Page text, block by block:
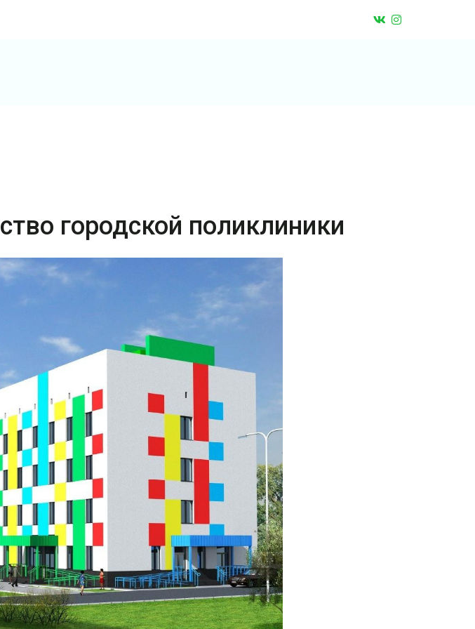
городской поликлиники